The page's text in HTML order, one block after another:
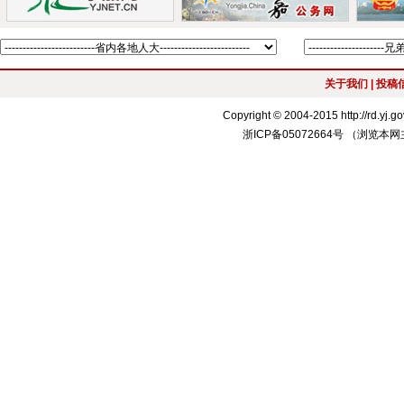
关于我们 | 投稿
Copyright © 2004-2015 http://
浙ICP备05072664号 （浏览本